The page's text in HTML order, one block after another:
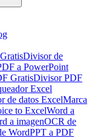
Divisor de
a PowerPoint
GratisDivisor PDF
Excel
de datos ExcelMarca
to ExcelWord a
a imagenOCR de
WordPPT a PDF